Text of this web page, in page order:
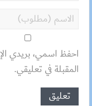
احفظ اسمي، بريدي
المقبلة في تعليقي.